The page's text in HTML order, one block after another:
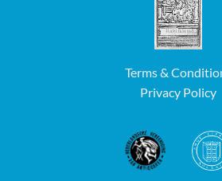
Terms &
Privacy Policy